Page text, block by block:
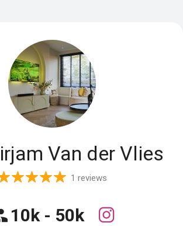
Van der Vlies
1 reviews
10k - 50k